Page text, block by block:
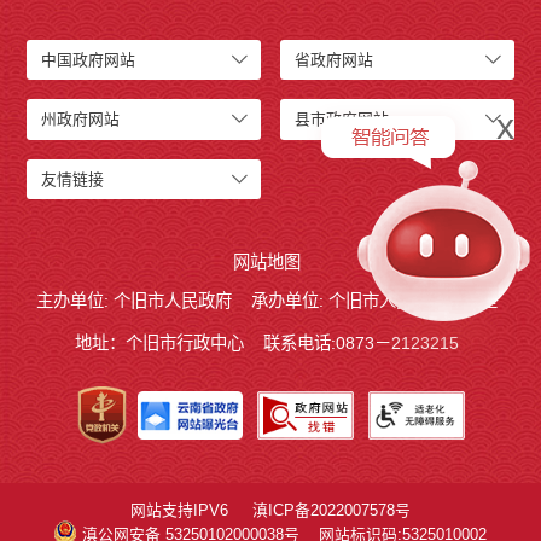
中国政府网站 省政府网站
州政府网站 县市政府网站
友情链接
网站地图
主办单位: 个旧市人民政府
承办单位: 个旧市人民政府办公室
地址：个旧市行政中心 联系电话:0873－2123215
x
网站支持IPV6
滇ICP备2022007578号
滇公网安备 53250102000038号
网站标识码:5325010002